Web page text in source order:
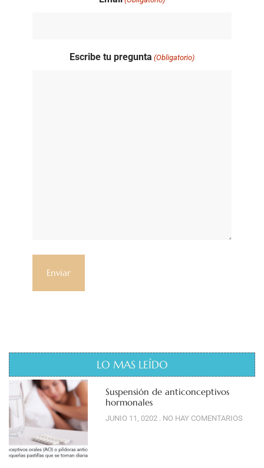
Escribe tu pregunta (Obligatorio)
LO MAS LEÍDO
Suspensión de anticonceptivos
hormonales
JUNIO 11, 0202 NO HAY COMENTARIOS